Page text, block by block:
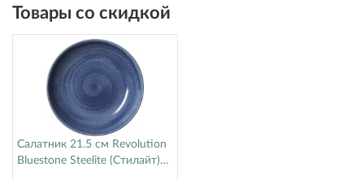
Товары со скидкой
Салатник 21.5 см Revolution
Bluestone Steelite (Стилайт)